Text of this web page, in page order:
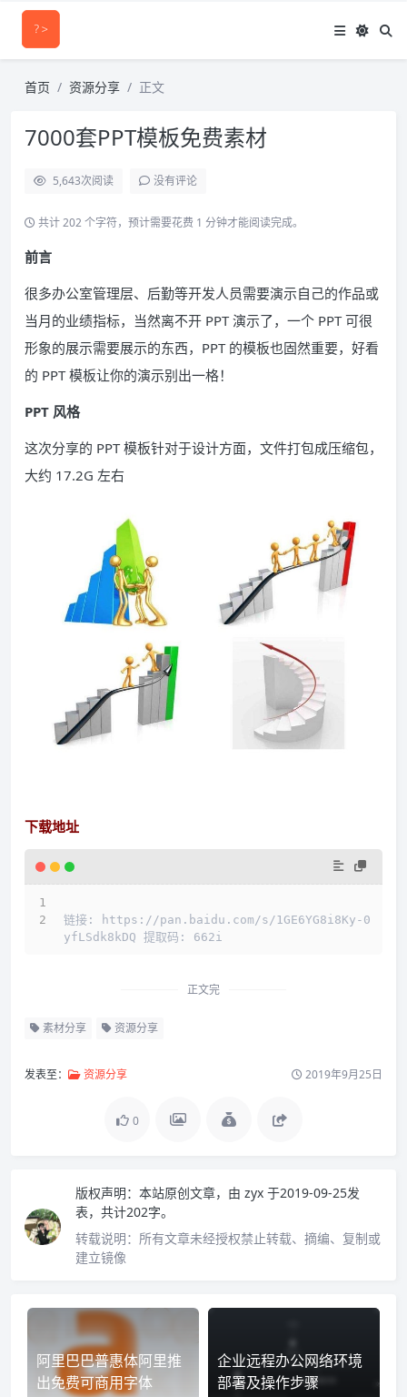
首页 资源分享 正文
7000套PPT模板免费素材
5,643次阅读 没有评论
共计 202 个字符，预计需要花费 1 分钟才能阅读完成。
前言
很多办公室管理层、后勤等开发人员需要演示自己的作品或
当月的业绩指标，当然离不开 PPT 演示了，一个 PPT 可很
形象的展示需要展示的东西，PPT 的模板也固然重要，好看
的 PPT 模板让你的演示别出一格！
PPT 风格
这次分享的 PPT 模板针对于设计方面，文件打包成压缩包，
大约 17.2G 左右
下载地址
链接: https://pan.baidu.com/s/1GE6YG8i8Ky-0
yfLSdk8kDQ 提取码: 662i
正文完
素材分享 资源分享
发表至： 资源分享 2019年9月25日
0
版权声明： 本站原创文章，由 zyx 于2019-09-25发
表，共计202字。
转载说明： 所有文章未经授权禁止转载、摘编、复制或
建立镜像
阿里巴巴普惠体阿里推
出免费可商用字体
企业远程办公网络环境
部署及操作步骤